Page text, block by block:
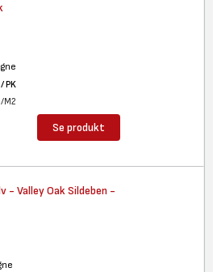
/ PK
/M2
Se produkt
- Valley OakSildeben -